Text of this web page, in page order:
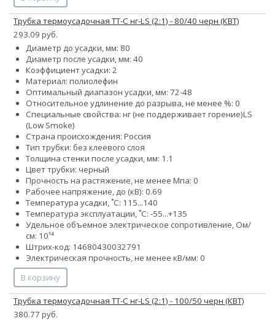
Трубка термоусадочная ТТ-С нг-LS (2:1) - 80/40 черн (КВТ)
293.09 руб.
Диаметр до усадки, мм: 80
Диаметр после усадки, мм: 40
Коэффициент усадки: 2
Материал: полиолефин
Оптимальный диапазон усадки, мм: 72-48
Относительное удлинение до разрыва, не менее %: 0
Специальные свойства: нг (не поддерживает горение)LS
(Low Smoke)
Страна происхождения: Россия
Тип трубки: без клеевого слоя
Толщина стенки после усадки, мм: 1.1
Цвет трубки: черный
Прочность на растяжение, не менее Мпа: 0
Рабочее напряжение, до (кВ): 0.69
Температура усадки, ˚С: 115...140
Температура эксплуатации, ˚С: -55...+135
Удельное объемное электрическое сопротивление, Ом/
см: 10¹⁴
Штрих-код: 14680430032791
Электрическая прочность, не менее кВ/мм: 0
В корзину
Трубка термоусадочная ТТ-С нг-LS (2:1) - 100/50 черн (КВТ)
380.77 руб.